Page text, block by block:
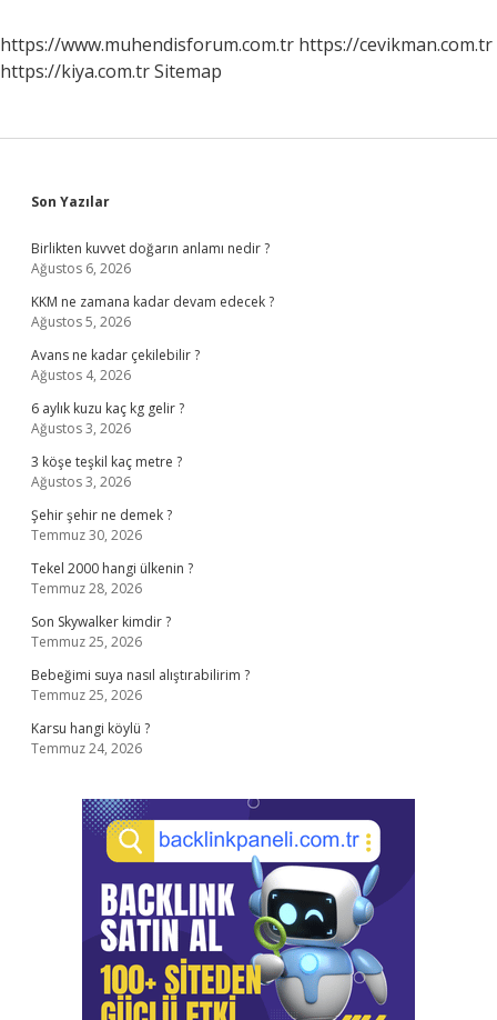
https://www.muhendisforum.com.tr https://cevikman.com.tr
https://kiya.com.trSitemap
Sidebar
Son Yazılar
Birlikten kuvvet doğarın anlamı nedir ?
Ağustos 6, 2026
KKM ne zamana kadar devam edecek ?
Ağustos 5, 2026
Avans ne kadar çekilebilir ?
Ağustos 4, 2026
6 aylık kuzu kaç kg gelir ?
Ağustos 3, 2026
3 köşe teşkil kaç metre ?
Ağustos 3, 2026
Şehir şehir ne demek ?
Temmuz 30, 2026
Tekel 2000 hangi ülkenin ?
Temmuz 28, 2026
Son Skywalker kimdir ?
Temmuz 25, 2026
Bebeğimi suya nasıl alıştırabilirim ?
Temmuz 25, 2026
Karsu hangi köylü ?
Temmuz 24, 2026